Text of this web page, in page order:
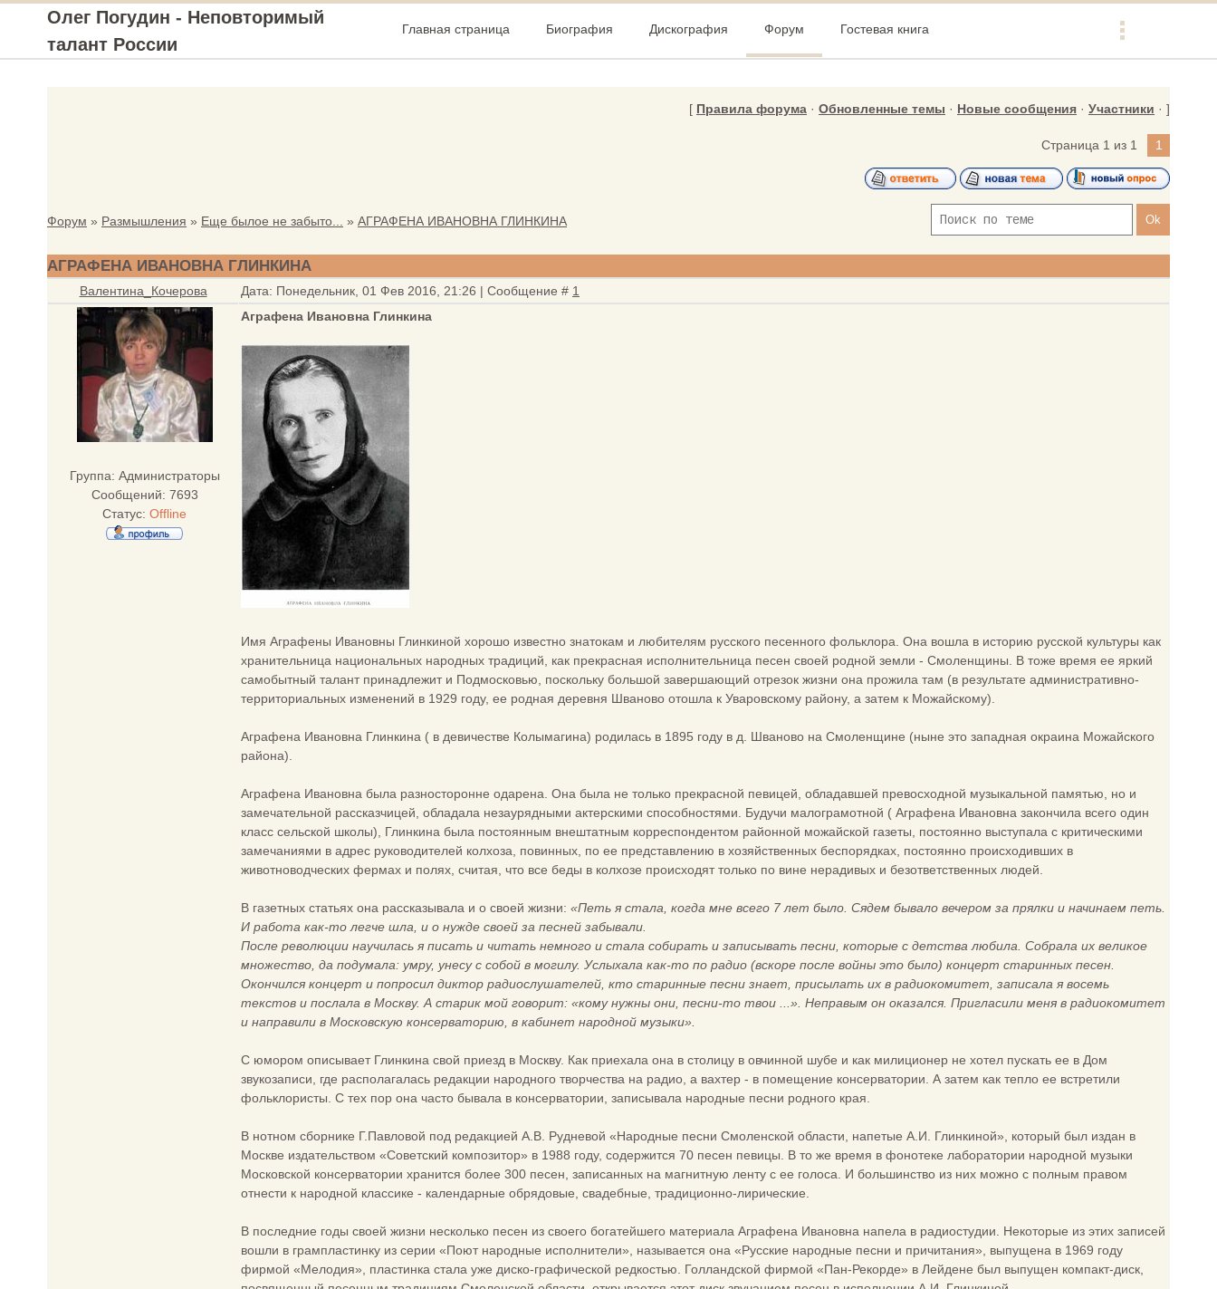
Олег Погудин - Неповторимый
талант России
Главная страница Биография Дискография Форум Гостевая книга
[ Правила форума · Обновленные темы · Новые сообщения · Участники · ]
Страница 1 из 1 1
Форум » Размышления » Еще былое не забыто... » АГРАФЕНА ИВАНОВНА ГЛИНКИНА
АГРАФЕНА ИВАНОВНА ГЛИНКИНА
Валентина_Кочерова Дата: Понедельник, 01 Фев 2016, 21:26 | Сообщение # 1
Группа: Администраторы
Сообщений: 7693
Статус: Offline
Аграфена Ивановна Глинкина
Имя Аграфены Ивановны Глинкиной хорошо известно знатокам и любителям русского песенного фольклора. Она вошла в историю русской культуры как
хранительница национальных народных традиций, как прекрасная исполнительница песен своей родной земли - Смоленщины. В тоже время ее яркий
самобытный талант принадлежит и Подмосковью, поскольку большой завершающий отрезок жизни она прожила там (в результате административно-
территориальных изменений в 1929 году, ее родная деревня Шваново отошла к Уваровскому району, а затем к Можайскому).
Аграфена Ивановна Глинкина ( в девичестве Колымагина) родилась в 1895 году в д. Шваново на Смоленщине (ныне это западная окраина Можайского
района).
Аграфена Ивановна была разносторонне одарена. Она была не только прекрасной певицей, обладавшей превосходной музыкальной памятью, но и
замечательной рассказчицей, обладала незаурядными актерскими способностями. Будучи малограмотной ( Аграфена Ивановна закончила всего один
класс сельской школы), Глинкина была постоянным внештатным корреспондентом районной можайской газеты, постоянно выступала с критическими
замечаниями в адрес руководителей колхоза, повинных, по ее представлению в хозяйственных беспорядках, постоянно происходивших в
животноводческих фермах и полях, считая, что все беды в колхозе происходят только по вине нерадивых и безответственных людей.
В газетных статьях она рассказывала и о своей жизни: «Петь я стала, когда мне всего 7 лет было. Сядем бывало вечером за прялки и начинаем петь.
И работа как-то легче шла, и о нужде своей за песней забывали.
После революции научилась я писать и читать немного и стала собирать и записывать песни, которые с детства любила. Собрала их великое
множество, да подумала: умру, унесу с собой в могилу. Услыхала как-то по радио (вскоре после войны это было) концерт старинных песен.
Окончился концерт и попросил диктор радиослушателей, кто старинные песни знает, присылать их в радиокомитет, записала я восемь
текстов и послала в Москву. А старик мой говорит: «кому нужны они, песни-то твои ...». Неправым он оказался. Пригласили меня в радиокомитет
и направили в Московскую консерваторию, в кабинет народной музыки».
С юмором описывает Глинкина свой приезд в Москву. Как приехала она в столицу в овчинной шубе и как милиционер не хотел пускать ее в Дом
звукозаписи, где располагалась редакции народного творчества на радио, а вахтер - в помещение консерватории. А затем как тепло ее встретили
фольклористы. С тех пор она часто бывала в консерватории, записывала народные песни родного края.
В нотном сборнике Г.Павловой под редакцией А.В. Рудневой «Народные песни Смоленской области, напетые А.И. Глинкиной», который был издан в
Москве издательством «Советский композитор» в 1988 году, содержится 70 песен певицы. В то же время в фонотеке лаборатории народной музыки
Московской консерватории хранится более 300 песен, записанных на магнитную ленту с ее голоса. И большинство из них можно с полным правом
отнести к народной классике - календарные обрядовые, свадебные, традиционно-лирические.
В последние годы своей жизни несколько песен из своего богатейшего материала Аграфена Ивановна напела в радиостудии. Некоторые из этих записей
вошли в грампластинку из серии «Поют народные исполнители», называется она «Русские народные песни и причитания», выпущена в 1969 году
фирмой «Мелодия», пластинка стала уже диско-графической редкостью. Голландской фирмой «Пан-Рекорде» в Лейдене был выпущен компакт-диск,